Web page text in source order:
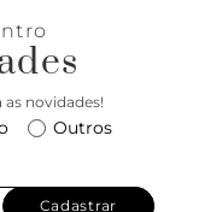
novidades!
Outros
Cadastrar